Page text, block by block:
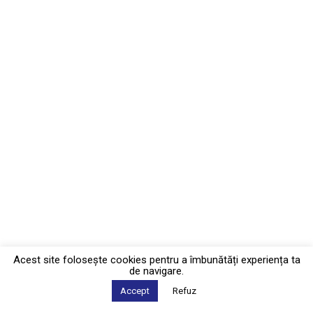
Acest site foloseşte cookies pentru a îmbunătăți experiența ta
de navigare.
Accept Refuz